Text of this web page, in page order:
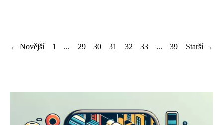
← Novější 1 ... 29 30 31 32 33 ... 39 Starší →